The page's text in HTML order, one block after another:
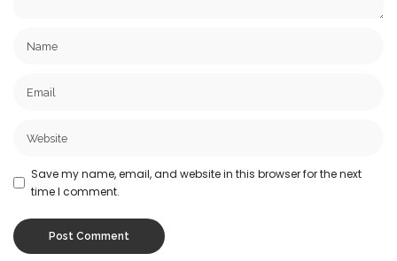
Save my name, email, and website in this browser for the next
time I comment.